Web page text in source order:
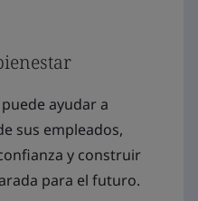
ayudar a
sus empleados,
y construir
para el futuro.